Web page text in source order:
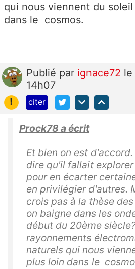
qui nous viennent du
dans le cosmos.
Publié par ignace72 le
14h07
!
citer
Prock78 a écrit
Et bien on est
dire qu'il fallait
pour en écarter
en privilégier d'autres.
crois pas à la thèse
on baigne dans les
début du 20ème
rayonnements
naturels qui nous
plus loin dans le